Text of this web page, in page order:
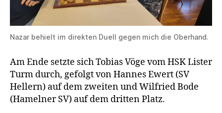
Nazar behielt im direkten Duell gegen mich die Oberhand.
Am Ende setzte sich Tobias Vöge vom HSK Lister
Turm durch, gefolgt von Hannes Ewert (SV
Hellern) auf dem zweiten und Wilfried Bode
(Hamelner SV) auf dem dritten Platz.